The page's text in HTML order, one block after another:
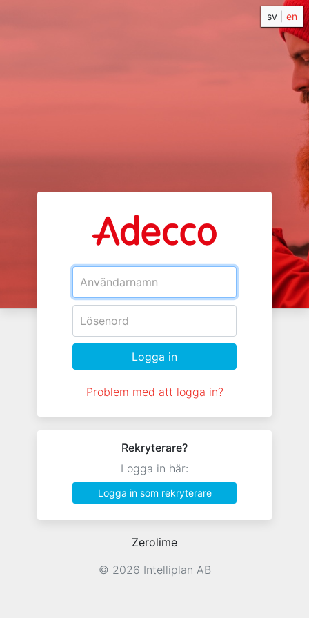
Logga in
Problem med att logga in?
Rekryterare?
Logga in här:
Logga in som rekryterare
Zerolime
© 2026 Intelliplan AB
sv en